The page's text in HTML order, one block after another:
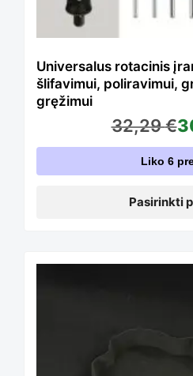
Universalus rotacinis
šlifavimui, poliravimui,
gręžimui
32,29€
Liko 6
Pasirinkti
The
options
may
be
the
product